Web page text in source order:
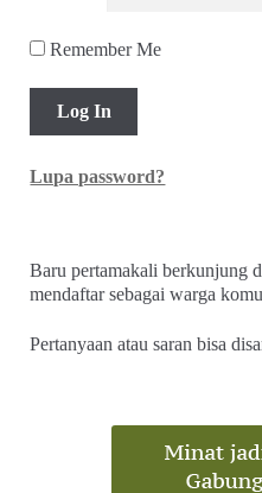
Remember Me
Lupa password?
Baru pertamakali berkunjung
mendaftar sebagai warga
Pertanyaan atau saran bisa